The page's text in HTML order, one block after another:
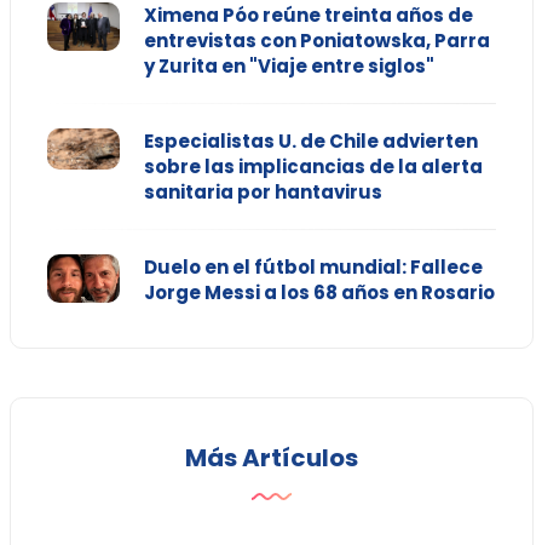
Ximena Póo reúne treinta años de
entrevistas con Poniatowska, Parra
y Zurita en "Viaje entre siglos"
Especialistas U. de Chile advierten
sobre las implicancias de la alerta
sanitaria por hantavirus
Duelo en el fútbol mundial: Fallece
Jorge Messi a los 68 años en Rosario
Más Artículos